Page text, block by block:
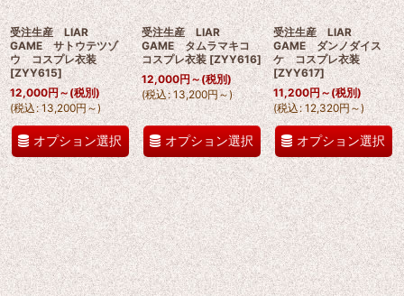
受注生産 LIAR
GAME サトウテツゾ
ウ コスプレ衣装
[ZYY615]
12,000円～(税別)
(税込: 13,200円～)
オプション選択
受注生産 LIAR
GAME タムラマキコ
コスプレ衣装 [ZYY616]
12,000円～(税別)
(税込: 13,200円～)
オプション選択
受注生産 LIAR
GAME ダンノダイス
ケ コスプレ衣装
[ZYY617]
11,200円～(税別)
(税込: 12,320円～)
オプション選択